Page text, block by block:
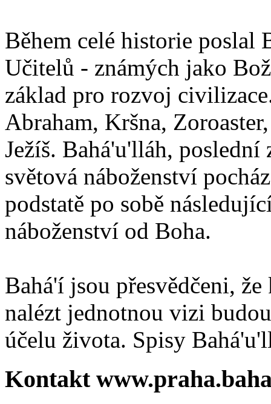
Během celé historie poslal
Učitelů - známých jako
základ pro rozvoj
Abraham, Kršna,
Ježíš. Bahá'u'lláh,
světová náboženství
podstatě po sobě
náboženství od Boha.
Bahá'í jsou přesvědčeni,
nalézt jednotnou vizi
účelu života. Spisy
Kontakt